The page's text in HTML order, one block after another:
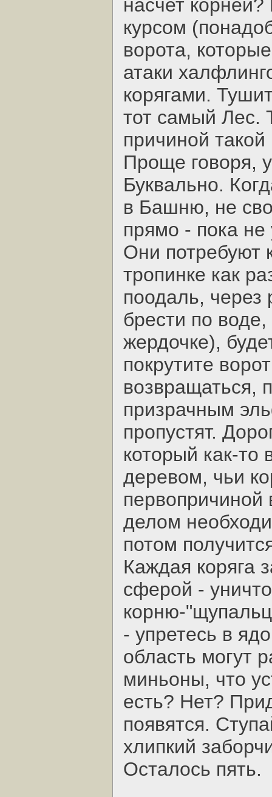
насчет
курсом
ворота,
атаки
корягами.
тот самый Лес.
причиной
Проще говоря,
Буквально.
в Башню, не
прямо - пока не
Они потребуют
тропинке как
поодаль, через
брести по воде,
жердочке),
покрутите
возвращаться,
призрачным
пропустят.
который как-то
деревом, чьи
делом
потом
Каждая коряга
сферой -
корню-
- упретесь в
область могут
миньоны, что
есть? Нет?
появятся.
хлипкий
Осталось пять.